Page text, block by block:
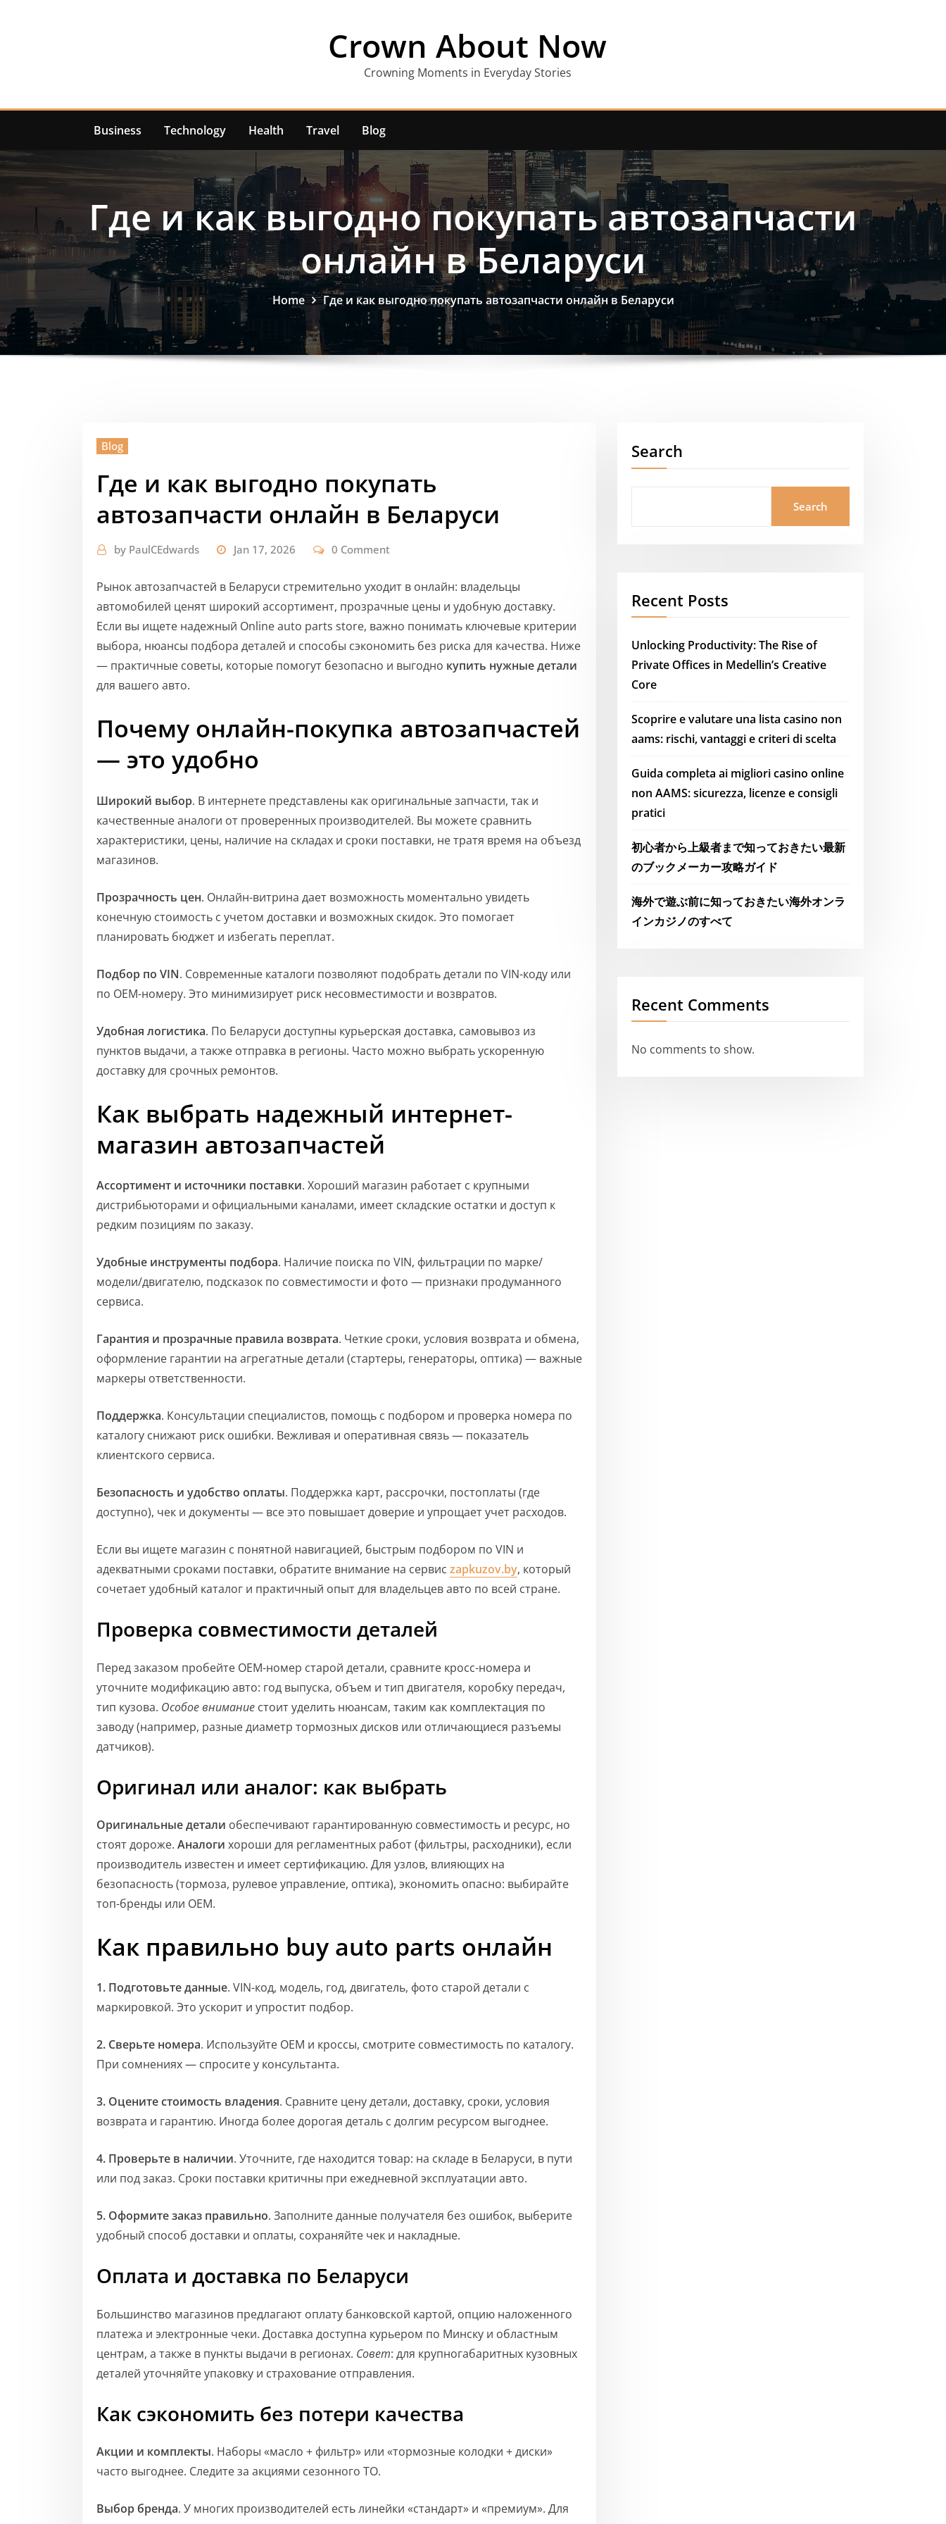
Crown About Now
Crowning Moments in Everyday Stories
Business Technology Health Travel Blog
Где и как выгодно покупать автозапчасти
онлайн в Беларуси
Home Где и как выгодно покупать автозапчасти онлайн в Беларуси
Blog
Где и как выгодно покупать
автозапчасти онлайн в Беларуси
by PaulCEdwards Jan 17, 2026 0 Comment
Рынок автозапчастей в Беларуси стремительно уходит в онлайн: владельцы
автомобилей ценят широкий ассортимент, прозрачные цены и удобную доставку.
Если вы ищете надежный Online auto parts store, важно понимать ключевые критерии
выбора, нюансы подбора деталей и способы сэкономить без риска для качества. Ниже
— практичные советы, которые помогут безопасно и выгодно купить нужные детали
для вашего авто.
Почему онлайн-покупка автозапчастей
— это удобно
Широкий выбор. В интернете представлены как оригинальные запчасти, так и
качественные аналоги от проверенных производителей. Вы можете сравнить
характеристики, цены, наличие на складах и сроки поставки, не тратя время на объезд
магазинов.
Прозрачность цен. Онлайн-витрина дает возможность моментально увидеть
конечную стоимость с учетом доставки и возможных скидок. Это помогает
планировать бюджет и избегать переплат.
Подбор по VIN. Современные каталоги позволяют подобрать детали по VIN-коду или
по OEM-номеру. Это минимизирует риск несовместимости и возвратов.
Удобная логистика. По Беларуси доступны курьерская доставка, самовывоз из
пунктов выдачи, а также отправка в регионы. Часто можно выбрать ускоренную
доставку для срочных ремонтов.
Как выбрать надежный интернет-
магазин автозапчастей
Ассортимент и источники поставки. Хороший магазин работает с крупными
дистрибьюторами и официальными каналами, имеет складские остатки и доступ к
редким позициям по заказу.
Удобные инструменты подбора. Наличие поиска по VIN, фильтрации по марке/
модели/двигателю, подсказок по совместимости и фото — признаки продуманного
сервиса.
Гарантия и прозрачные правила возврата. Четкие сроки, условия возврата и обмена,
оформление гарантии на агрегатные детали (стартеры, генераторы, оптика) — важные
маркеры ответственности.
Поддержка. Консультации специалистов, помощь с подбором и проверка номера по
каталогу снижают риск ошибки. Вежливая и оперативная связь — показатель
клиентского сервиса.
Безопасность и удобство оплаты. Поддержка карт, рассрочки, постоплаты (где
доступно), чек и документы — все это повышает доверие и упрощает учет расходов.
Если вы ищете магазин с понятной навигацией, быстрым подбором по VIN и
адекватными сроками поставки, обратите внимание на сервис zapkuzov.by, который
сочетает удобный каталог и практичный опыт для владельцев авто по всей стране.
Проверка совместимости деталей
Перед заказом пробейте OEM-номер старой детали, сравните кросс-номера и
уточните модификацию авто: год выпуска, объем и тип двигателя, коробку передач,
тип кузова. Особое внимание стоит уделить нюансам, таким как комплектация по
заводу (например, разные диаметр тормозных дисков или отличающиеся разъемы
датчиков).
Оригинал или аналог: как выбрать
Оригинальные детали обеспечивают гарантированную совместимость и ресурс, но
стоят дороже. Аналоги хороши для регламентных работ (фильтры, расходники), если
производитель известен и имеет сертификацию. Для узлов, влияющих на
безопасность (тормоза, рулевое управление, оптика), экономить опасно: выбирайте
топ-бренды или OEM.
Как правильно buy auto parts онлайн
1. Подготовьте данные. VIN-код, модель, год, двигатель, фото старой детали с
маркировкой. Это ускорит и упростит подбор.
2. Сверьте номера. Используйте OEM и кроссы, смотрите совместимость по каталогу.
При сомнениях — спросите у консультанта.
3. Оцените стоимость владения. Сравните цену детали, доставку, сроки, условия
возврата и гарантию. Иногда более дорогая деталь с долгим ресурсом выгоднее.
4. Проверьте в наличии. Уточните, где находится товар: на складе в Беларуси, в пути
или под заказ. Сроки поставки критичны при ежедневной эксплуатации авто.
5. Оформите заказ правильно. Заполните данные получателя без ошибок, выберите
удобный способ доставки и оплаты, сохраняйте чек и накладные.
Оплата и доставка по Беларуси
Большинство магазинов предлагают оплату банковской картой, опцию наложенного
платежа и электронные чеки. Доставка доступна курьером по Минску и областным
центрам, а также в пункты выдачи в регионах. Совет: для крупногабаритных кузовных
деталей уточняйте упаковку и страхование отправления.
Как сэкономить без потери качества
Акции и комплекты. Наборы «масло + фильтр» или «тормозные колодки + диски»
часто выгоднее. Следите за акциями сезонного ТО.
Выбор бренда. У многих производителей есть линейки «стандарт» и «премиум». Для
Search
Search
Recent Posts
Unlocking Productivity: The Rise of
Private Offices in Medellin’s Creative
Core
Scoprire e valutare una lista casino non
aams: rischi, vantaggi e criteri di scelta
Guida completa ai migliori casino online
non AAMS: sicurezza, licenze e consigli
pratici
初心者から上級者まで知っておきたい最新
のブックメーカー攻略ガイド
海外で遊ぶ前に知っておきたい海外オンラ
インカジノのすべて
Recent Comments
No comments to show.